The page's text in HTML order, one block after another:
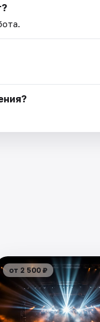
от 2 500 ₽